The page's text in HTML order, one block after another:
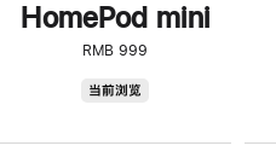
HomePod mini
RMB 999
当前浏览